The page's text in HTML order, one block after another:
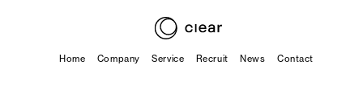
Home Company Service Recruit News Contact